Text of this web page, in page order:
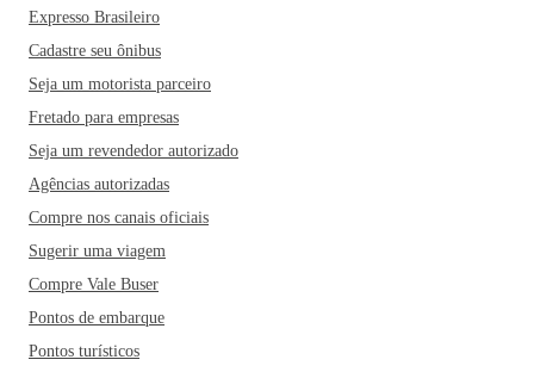
Expresso Brasileiro
Cadastre seu ônibus
Seja um motorista parceiro
Fretado para empresas
Seja um revendedor autorizado
Agências autorizadas
Compre nos canais oficiais
Sugerir uma viagem
Compre Vale Buser
Pontos de embarque
Pontos turísticos